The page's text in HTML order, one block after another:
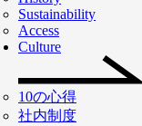
Sustainability
Access
Culture
10の心得
社内制度
Read More